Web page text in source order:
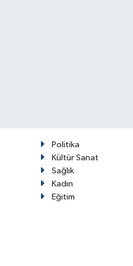
Politika
Kültür Sanat
Sağlık
Kadın
Eğitim